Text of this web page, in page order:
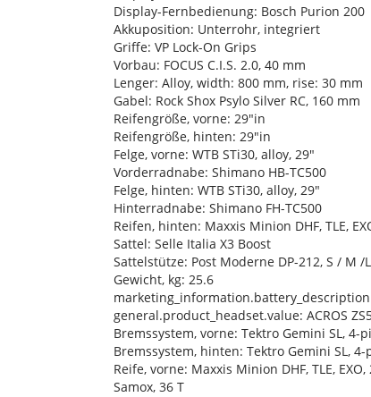
Display-Fernbedienung: Bosch Purion 200
Akkuposition: Unterrohr, integriert
Griffe: VP Lock-On Grips
Vorbau: FOCUS C.I.S. 2.0, 40 mm
Lenger: Alloy, width: 800 mm, rise: 30 mm
Gabel: Rock Shox Psylo Silver RC, 160 mm
Reifengröße, vorne: 29"in
Reifengröße, hinten: 29"in
Felge, vorne: WTB STi30, alloy, 29"
Vorderradnabe: Shimano HB-TC500
Felge, hinten: WTB STi30, alloy, 29"
Hinterradnabe: Shimano FH-TC500
Reifen, hinten: Maxxis Minion DHF, TLE,
Sattel: Selle Italia X3 Boost
Sattelstütze: Post Moderne DP-212, S / M
Gewicht, kg: 25.6
general.product_headset.value: ACROS
Bremssystem, vorne: Tektro Gemini SL, 4-
Bremssystem, hinten: Tektro Gemini SL, 4-
Reife, vorne: Maxxis Minion DHF, TLE, EXO,
Samox, 36 T